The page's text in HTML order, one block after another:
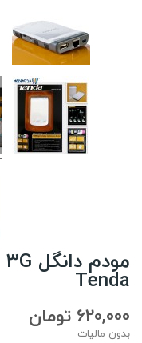
Tenda
620,000 تومان
بدون مالیات